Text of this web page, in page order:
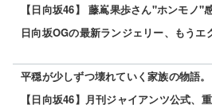
【日向坂46】 藤嶌果歩さん"ホンモノ"
平穏が少しずつ壊れていく家族の物語。
【日向坂46】月刊ジャイアンツ公式、